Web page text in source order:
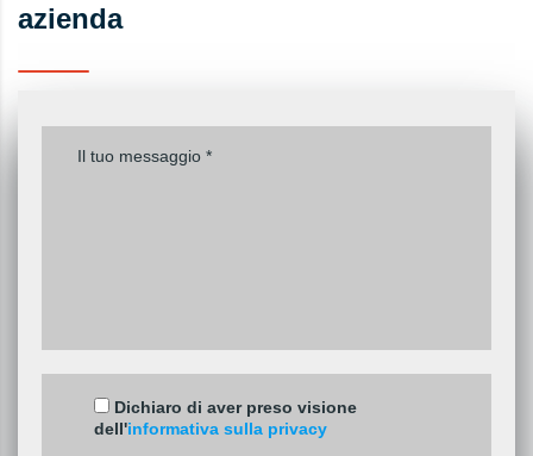
azienda
Dichiaro di aver preso visione
dell'informativa sulla privacy